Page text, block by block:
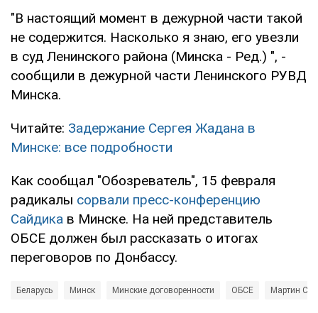
"В настоящий момент в дежурной части такой
не содержится. Насколько я знаю, его увезли
в суд Ленинского района (Минска - Ред.) ", -
сообщили в дежурной части Ленинского РУВД
Минска.
Читайте: Задержание Сергея Жадана в
Минске: все подробности
Как сообщал "Обозреватель", 15 февраля
радикалы сорвали пресс-конференцию
Сайдика в Минске. На ней представитель
ОБСЕ должен был рассказать о итогах
переговоров по Донбассу.
Беларусь Минск Минские договоренности ОБСЕ Мартин